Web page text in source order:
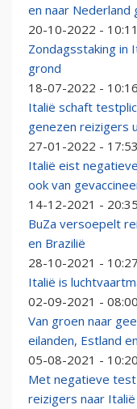
en naar Nederland
20-10-2022 - 10:11
Zondagsstaking in
grond
18-07-2022 - 10:16
Italië schaft
genezen reizigers
27-01-2022 - 17:53
Italië eist
ook van
14-12-2021 - 20:35
BuZa versoepelt
en Brazilië
28-10-2021 - 10:27
Italië is
02-09-2021 - 08:00
Van groen naar
eilanden, Estland
05-08-2021 - 10:20
Met negatieve
reizigers naar Italië